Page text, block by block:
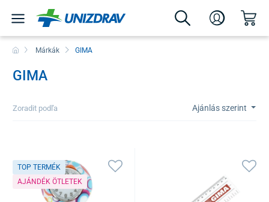
Márkák GIMA
GIMA
Zoradit podľa Ajánlás szerint
TOP TERMÉK
AJÁNDÉK ÖTLETEK